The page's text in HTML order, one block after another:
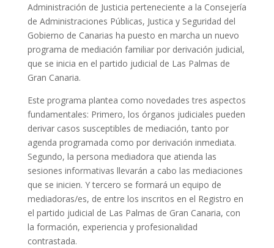
Administración de Justicia perteneciente a la Consejería
de Administraciones Públicas, Justica y Seguridad del
Gobierno de Canarias ha puesto en marcha un nuevo
programa de mediación familiar por derivación judicial,
que se inicia en el partido judicial de Las Palmas de
Gran Canaria.
Este programa plantea como novedades tres aspectos
fundamentales: Primero, los órganos judiciales pueden
derivar casos susceptibles de mediación, tanto por
agenda programada como por derivación inmediata.
Segundo, la persona mediadora que atienda las
sesiones informativas llevarán a cabo las mediaciones
que se inicien. Y tercero se formará un equipo de
mediadoras/es, de entre los inscritos en el Registro en
el partido judicial de Las Palmas de Gran Canaria, con
la formación, experiencia y profesionalidad
contrastada.